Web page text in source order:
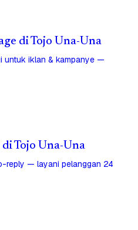
di Tojo Una-Una
untuk iklan & kampanye —
di Tojo Una-Una
reply — layani pelanggan 24